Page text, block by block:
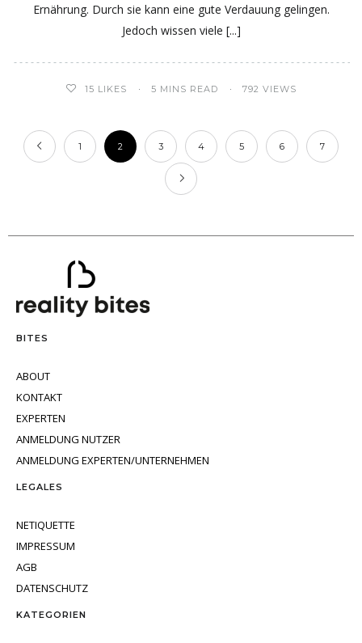
Ernährung. Durch sie kann eine gute Verdauung gelingen.
Jedoch wissen viele
15 LIKES 5 MINS READ 792 VIEWS
1 2 3 4 5 6 7
BITES
ABOUT
KONTAKT
EXPERTEN
ANMELDUNG NUTZER
ANMELDUNG EXPERTEN/UNTERNEHMEN
LEGALES
NETIQUETTE
IMPRESSUM
AGB
DATENSCHUTZ
KATEGORIEN